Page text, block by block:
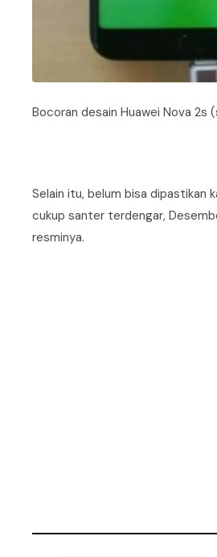
Bocoran desain Huawei Nova 2s
Selain itu, belum bisa dipastikan
cukup santer terdengar,
resminya.